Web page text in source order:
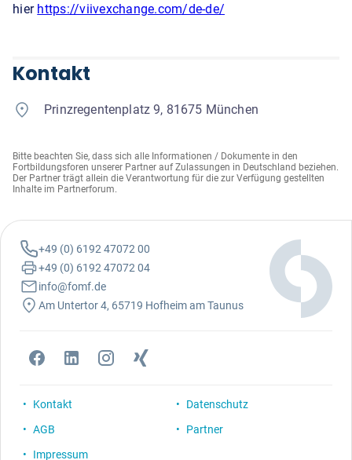
hier https://viivexchange.com/de-de/
Kontakt
Prinzregentenplatz 9, 81675 München
Bitte beachten Sie, dass sich alle Informationen / Dokumente in den
Fortbildungsforen unserer Partner auf Zulassungen in Deutschland beziehen.
Der Partner trägt allein die Verantwortung für die zur Verfügung gestellten
Inhalte im Partnerforum.
+49 (0) 6192 47072 00
+49 (0) 6192 47072 04
info@fomf.de
Am Untertor 4, 65719 Hofheim am Taunus
Kontakt
AGB
Impressum
Datenschutz
Partner